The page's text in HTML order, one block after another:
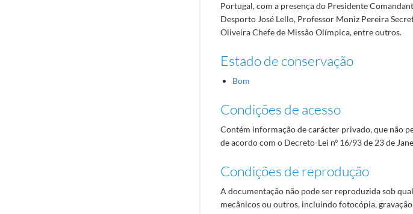
Portugal, com a presença do Presidente
Desporto José Lello, Professor Moniz Pereira
Oliveira Chefe de Missão Olímpica, entre outros.
Estado de conservação
Bom
Condições de acesso
Contém informação de carácter privado, que não
de acordo com o Decreto-Lei nº 16/93 de 23 de
Condições de reprodução
A documentação não pode ser reproduzida sob
mecânicos ou outros, incluindo fotocópia,